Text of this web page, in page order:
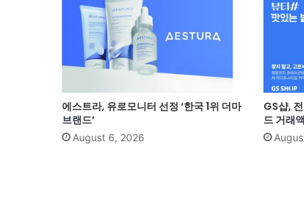
에스트라, 유로모니터 선정 ‘한국 1위 더마
브랜드’
August 6, 2026
GS샵,
드 거래